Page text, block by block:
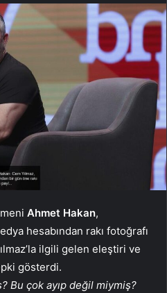
Ahmet Hakan,
hesabından rakı fotoğrafı
ilgili gelen eleştiri ve
gösterdi.
Bu çok ayıp değil miymiş?